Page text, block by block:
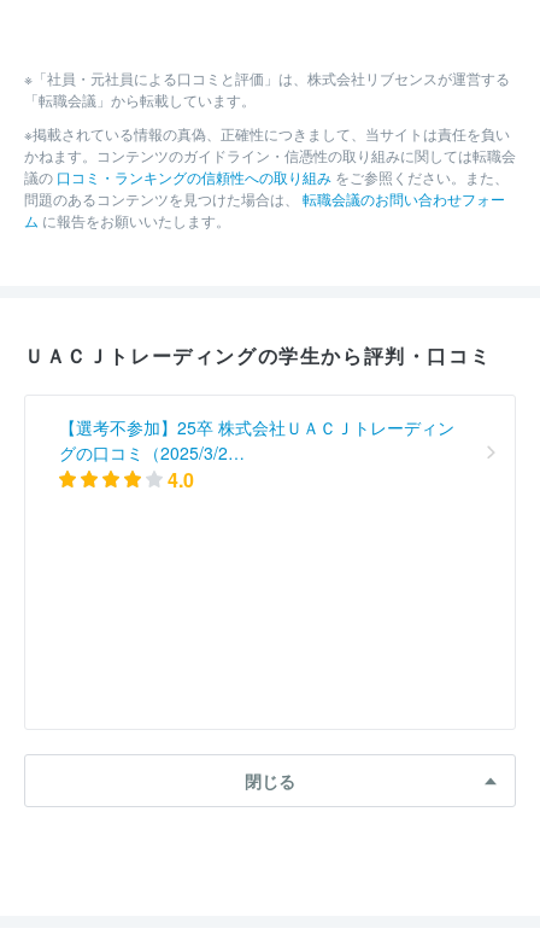
※「社員・元社員による口コミと評価」は、株式会社リブセンスが運営する
「転職会議」から転載しています。
※掲載されている情報の真偽、正確性につきまして、当サイトは責任を負い
かねます。コンテンツのガイドライン・信憑性の取り組みに関しては転職会
議の 口コミ・ランキングの信頼性への取り組み をご参照ください。また、
問題のあるコンテンツを見つけた場合は、 転職会議のお問い合わせフォー
ム に報告をお願いいたします。
ＵＡＣＪトレーディングの学生から評判・口コミ
【選考不参加】25卒 株式会社ＵＡＣＪトレーディン
グの口コミ（2025/3/2…
4.0
閉じる